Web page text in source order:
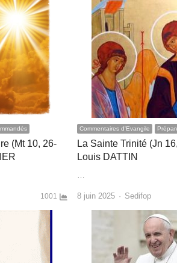
(Mt 10, 26-
1001
Commentaires d'Evangile
La Sainte Trinité (Jn
Louis DATTIN
8 juin 2025 Author
Sedifop